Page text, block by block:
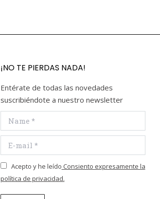
¡NO TE PIERDAS NADA!
Entérate de todas las novedades
suscribiéndote a nuestro newsletter
Name *
E-mail *
Acepto y he leído Consiento expresamente la
política de privacidad.